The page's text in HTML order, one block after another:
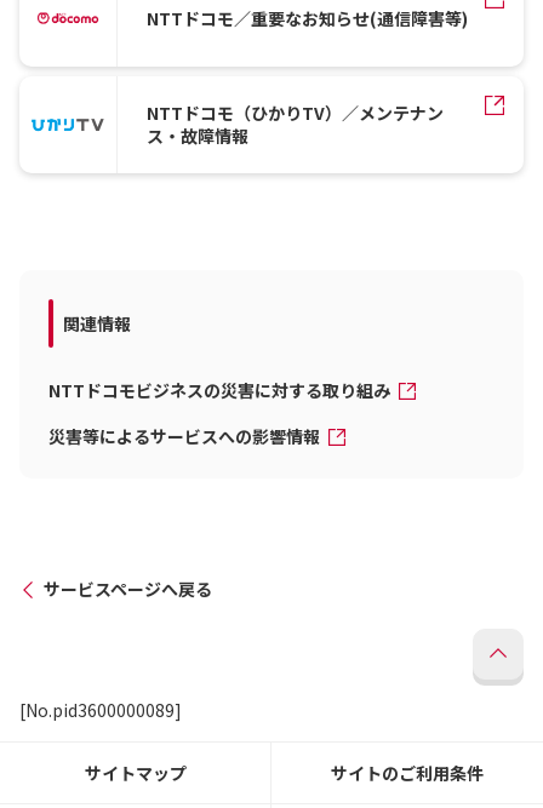
NTTドコモ／重要なお知らせ(通信障害等)
NTTドコモ（ひかりTV）／メンテナン
ス・故障情報
関連情報
NTTドコモビジネスの災害に対する取り組み
災害等によるサービスへの影響情報
サービスページへ戻る
[No.pid3600000089]
サイトマップ サイトのご利用条件